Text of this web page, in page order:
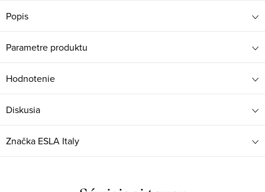
Popis
Parametre produktu
Hodnotenie
Diskusia
Značka ESLA Italy